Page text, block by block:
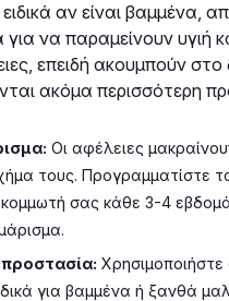
αν είναι βαμμένα,
για να παραμείνουν υγιή
επειδή ακουμπούν στο
ακόμα περισσότερη
Οι αφέλειες
τους. Προγραμματίστε
κομμωτή σας κάθε 3-4
για βαμμένα ή ξανθά